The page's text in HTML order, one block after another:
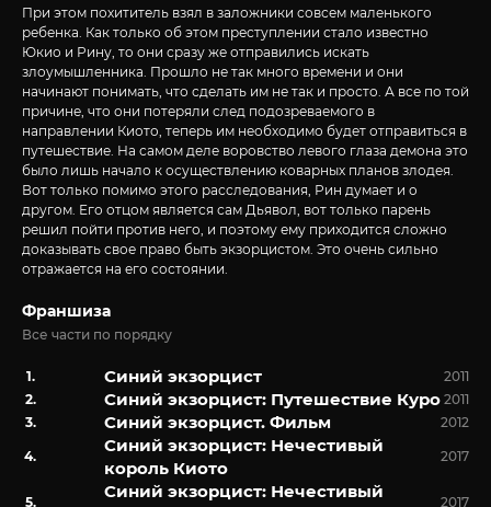
При этом похититель взял в заложники совсем маленького
ребенка. Как только об этом преступлении стало известно
Юкио и Рину, то они сразу же отправились искать
злоумышленника. Прошло не так много времени и они
начинают понимать, что сделать им не так и просто. А все по той
причине, что они потеряли след подозреваемого в
направлении Киото, теперь им необходимо будет отправиться в
путешествие. На самом деле воровство левого глаза демона это
было лишь начало к осуществлению коварных планов злодея.
Вот только помимо этого расследования, Рин думает и о
другом. Его отцом является сам Дьявол, вот только парень
решил пойти против него, и поэтому ему приходится сложно
доказывать свое право быть экзорцистом. Это очень сильно
отражается на его состоянии.
Франшиза
Все части по порядку
Синий экзорцист 2011
Синий экзорцист: Путешествие Куро 2011
Синий экзорцист. Фильм 2012
Синий экзорцист: Нечестивый
король Киото
2017
Синий экзорцист: Нечестивый
2017